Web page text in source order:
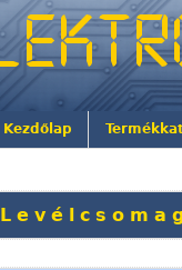
Kezdőlap